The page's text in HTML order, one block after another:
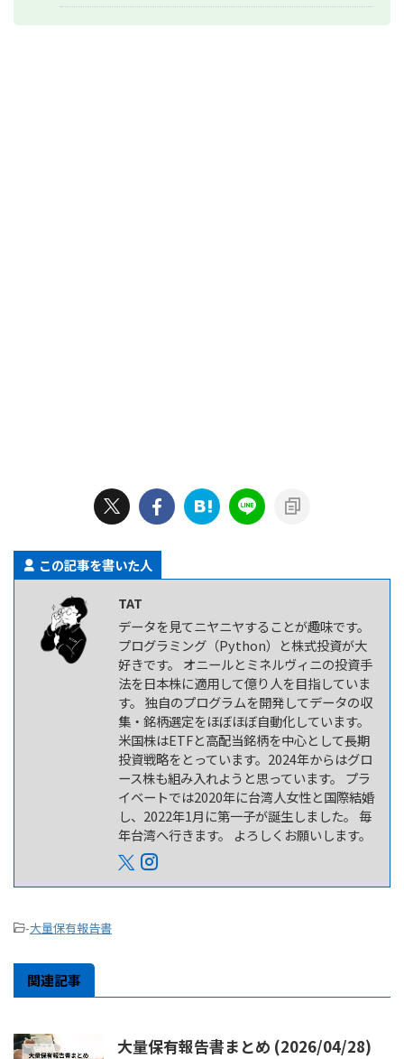
この記事を書いた人
TAT
データを見てニヤニヤすることが趣味です。
プログラミング（Python）と株式投資が大
好きです。 オニールとミネルヴィニの投資手
法を日本株に適用して億り人を目指していま
す。 独自のプログラムを開発してデータの収
集・銘柄選定をほぼほぼ自動化しています。
米国株はETFと高配当銘柄を中心として長期
投資戦略をとっています。2024年からはグロ
ース株も組み入れようと思っています。 プラ
イベートでは2020年に台湾人女性と国際結婚
し、2022年1月に第一子が誕生しました。 毎
年台湾へ行きます。 よろしくお願いします。
-大量保有報告書
関連記事
大量保有報告書まとめ (2026/04/28)